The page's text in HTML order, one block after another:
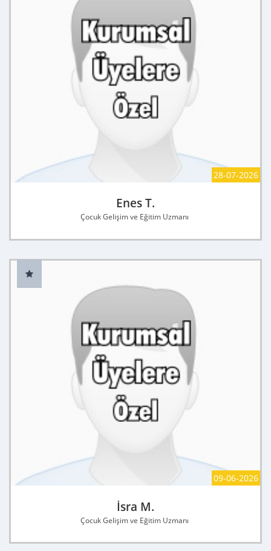
28-07-2026
Enes T.
Çocuk Gelişim ve Eğitim Uzmanı
09-06-2026
İsra M.
Çocuk Gelişim ve Eğitim Uzmanı